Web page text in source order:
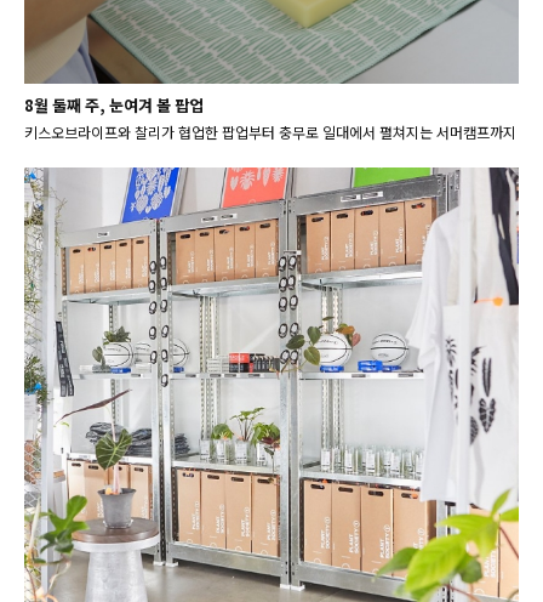
8월 둘째 주, 눈여겨 볼 팝업
키스오브라이프와 찰리가 협업한 팝업부터 충무로 일대에서 펼쳐지는 서머캠프까지